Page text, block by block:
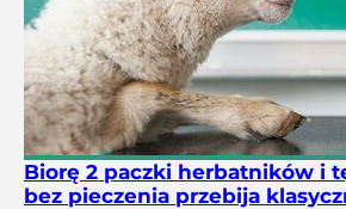
Biorę 2 paczki herbatników i
bez pieczenia przebija